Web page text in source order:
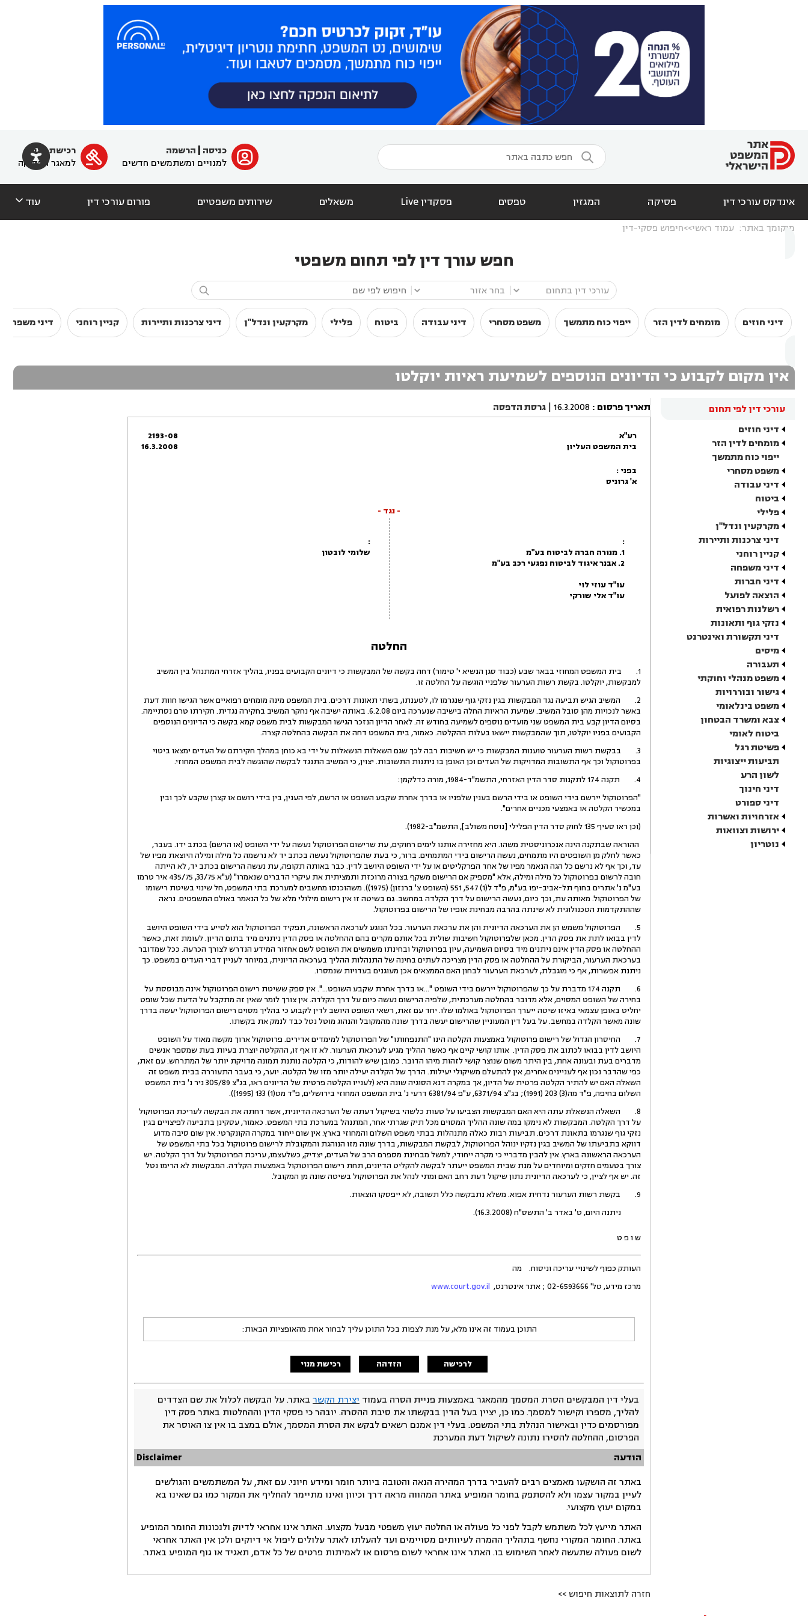
  ﱐ כניסה
הרשמה
למנויים ומשתמשים חדשים

רכישת מנוי
למאגר הפסיקה
אינדקס עורכי דין פסיקה המגזין טפסים פסקדין Live משאלים שירותים משפטיים פורום עורכי דין עוד 
מיקומך באתר: עמוד ראשי חיפוש פסקי-דין
חפש עורך דין לפי תחום משפטי

דיני חוזים מומחים לדין הזר ייפוי כוח מתמשך משפט מסחרי דיני עבודה ביטוח פלילי מקרקעין ונדל"ן דיני צרכנות ותיירות קניין רוחני דיני משפחה
אין מקום לקבוע כי הדיונים הנוספים לשמיעת ראיות יוקלטו
עורכי דין לפי תחום
דיני חוזים
מומחים לדין הזר
ייפוי כוח מתמשך
משפט מסחרי
דיני עבודה
ביטוח
פלילי
מקרקעין ונדל"ן
דיני צרכנות ותיירות
קניין רוחני
דיני משפחה
דיני חברות
הוצאה לפועל
רשלנות רפואית
נזקי גוף ותאונות
דיני תקשורת ואינטרנט
מיסים
תעבורה
משפט מנהלי וחוקתי
גישור ובוררויות
משפט בינלאומי
צבא ומשרד הבטחון
ביטוח לאומי
פשיטת רגל
תביעות ייצוגיות
לשון הרע
דיני חינוך
דיני ספורט
אזרחויות ואשרות
ירושות וצוואות
נוטריון
תאריך פרסום :
16.3.2008
| גרסת הדפסה
רע"א
בית המשפט העליון
2193-08
16.3.2008
בפני :
א' גרוניס
- נגד -
:
1. מנורה חברה לביטוח בע"מ
2. אבנר איגוד לביטוח נפגעי רכב בע"מ
עו"ד עוזי לוי
עו"ד אלי שורקי
:
שלומי לובטון
החלטה
1. בית המשפט המחוזי בבאר שבע (כבוד סגן הנשיא י' טימור) דחה בקשה של המבקשות כי דיונים הקבועים בפניו, בהליך אזרחי המתנהל בין המשיב
למבקשות, יוקלטו. בקשת רשות הערעור שלפניי הוגשה על החלטה זו.
2. המשיב הגיש תביעה נגד המבקשות בגין נזקי גוף שנגרמו לו, לטענתו, בשתי תאונות דרכים. בית המשפט מינה מומחים רפואיים אשר הגישו חוות דעת
באשר לנכויות מהן סובל המשיב. שמיעת הראיות החלה בישיבה שנערכה ביום 6.2.08. באותה ישיבה אף נחקר המשיב בחקירה נגדית. חקירתו טרם נסתיימה.
בסיום הדיון קבע בית המשפט שני מועדים נוספים לשמיעה בחודש זה. לאחר הדיון הנזכר הגישו המבקשות לבית משפט קמא בקשה כי הדיונים הנוספים
הקבועים בפניו יוקלטו, תוך שהמבקשות יישאו בעלות ההקלטה. כאמור, בית המשפט דחה את הבקשה בהחלטה קצרה.
3. בבקשת רשות הערעור טוענות המבקשות כי יש חשיבות רבה לכך שגם השאלות הנשאלות על ידי בא כוחן במהלך חקירתם של העדים ימצאו ביטוי
בפרוטוקול וכך אף התשובות המדויקות של העדים וכן האופן בו ניתנות התשובות. יצוין, כי המשיב התנגד לבקשה שהוגשה לבית המשפט המחוזי.
4. תקנה 174 לתקנות סדר הדין האזרחי, התשמ"ד-1984, מורה כדלקמן:
"הפרוטוקול יירשם בידי השופט או בידי הרשם בענין שלפניו או בדרך אחרת שקבע השופט או הרשם, לפי הענין, בין בידי רושם או קצרן שקבע לכך ובין
במכשיר הקלטה או באמצעי מכניים אחרים".
(וכן ראו סעיף 135 לחוק סדר הדין הפלילי [נוסח משולב], התשמ"ב-1982).
ההוראה שבתקנה הינה אנכרוניסטית משהו. היא מחזירה אותנו לימים רחוקים, עת שרישום הפרוטוקול נעשה על ידי השופט (או הרשם) בכתב ידו. בעבר,
כאשר לחלק מן השופטים היו מתמחים, נעשה הרישום בידי המתמחים. ברור, כי בעת שהפרוטוקול נעשה בכתב יד לא נרשמה כל מילה ומילה היוצאת מפיו של
עד, וכך אף לא נרשם כל הגה הנאמר מפיו של אחד הפרקליטים או על ידי השופט היושב לדין. כבר באותה תקופה, עת נעשה הרישום בכתב יד, לא הייתה
חובה לרשום בפרוטוקול כל מילה ומילה, אלא "מספיק אם הרישום משקף בצורה מרוכזת ותמציתית את עיקרי הדברים שנאמרו" (ע"א 33/75, 435/75 איר טרמו
בע"מ נ' אתרים בחוף תל-אביב-יפו בע"מ, פ"ד ל(1) 547, 551 (השופט צ' ברנזון) (1975)). משהוכנסו מחשבים למערכת בתי המשפט, חל שינוי בשיטת רישומו
של הפרוטוקול. מאותה עת, וכך כיום, נעשה הרישום על דרך הקלדה במחשב. גם בשיטה זו אין רישום מילולי מלא של כל הנאמר באולם המשפטים. נראה
שההתקדמות הטכנולוגית לא שינתה בהרבה מבחינת אופיו של הרישום בפרוטוקול.
5. הפרוטוקול משמש הן את הערכאה הדיונית והן את ערכאת הערעור. בכל הנוגע לערכאה הראשונה, תפקיד הפרוטוקול הוא לסייע בידי השופט היושב
לדין בבואו לתת את פסק הדין. מכאן שלפרוטוקול חשיבות שולית בכל אותם מקרים בהם ההחלטה או פסק הדין ניתנים מיד בתום הדיון. לעומת זאת, כאשר
ההחלטה או פסק הדין אינם ניתנים מיד בסיום השמיעה, עיון בפרוטוקול ובחינתו משמשים את השופט לשם אחזור המידע הנדרש לצורך הכרעה. ככל שמדובר
בערכאת הערעור, הביקורת על ההחלטה או פסק הדין מצריכה לעתים בחינה של התנהלות ההליך בערכאה הדיונית, במיוחד לעניין דברי העדים במשפט. כך
ניתנת אפשרות, אף כי מוגבלת, לערכאת הערעור לבחון האם הממצאים אכן מעוגנים בעדויות שנמסרו.
6. תקנה 174 מדברת על כך שהפרוטוקול יירשם בידי השופט "...או בדרך אחרת שקבע השופט...". אין ספק ששיטת רישום הפרוטוקול אינה מבוססת על
בחירה של השופט המסוים, אלא מדובר בהחלטה מערכתית, שלפיה הרישום נעשה כיום על דרך הקלדה. אין צורך לומר שאין זה מתקבל על הדעת שכל שופט
יחליט באופן עצמאי באיזו שיטה ייערך הפרוטוקול באולמו שלו. יחד עם זאת, רשאי השופט היושב לדין לקבוע כי בהליך מסוים רישום הפרוטוקול יעשה בדרך
שונה מאשר הקלדה במחשב. על בעל דין המעוניין שהרישום יעשה בדרך שונה מהמקובל והנהוג מוטל נטל כבד לנמק את בקשתו.
7. החיסרון הגדול של רישום פרוטוקול באמצעות הקלטה הינו "התנפחותו" של הפרוטוקול למימדים אדירים. פרוטוקול ארוך מקשה מאוד על השופט
היושב לדין בבואו לכתוב את פסק הדין. אותו קושי קיים אף כאשר ההליך מגיע לערכאת הערעור. לא זו אף זו, ההקלטה יוצרת בעיות בעת שמספר אנשים
מדברים בעת ובעונה אחת, בין היתר משום שנוצר קושי לזהות מיהו הדובר. כמובן שיש להודות, כי הקלטה נותנת תמונה מדויקת יותר של המתרחש. עם זאת,
כפי שהדבר נכון אף לעניינים אחרים, אין להתעלם משיקולי יעילות. הדרך של הקלדה יעילה יותר מזו של הקלטה. יוער, כי בעבר התעוררה בבית משפט זה
השאלה האם יש להתיר הקלטה פרטית של הדיון, אך במקרה דנא הסוגיה שונה היא (לענייו הקלטה פרטית של הדיונים ראו, בג"צ 305/89 ניר נ' בית המשפט
השלום בחיפה, פ"ד מה(3) 203 (1991); בג"צ 6371/94, ע"פ 6381/94 דרעי נ' בית המשפט המחוזי בירושלים, פ"ד מט(1) 133 (1995)).
8. השאלה הנשאלת עתה היא האם המבקשות הצביעו על טעות כלשהי בשיקול דעתה של הערכאה הדיונית, אשר דחתה את הבקשה לעריכת הפרוטוקול
על דרך הקלטה. המבקשות לא נימקו במה שונה ההליך המסוים מכל תיק שגרתי אחר, המתנהל במערכת בתי המשפט. כאמור, עסקינן בתביעה לפיצויים בגין
נזקי גוף שנגרמו בתאונת דרכים. תביעות רבות כאלה מתנהלות בבתי משפט השלום והמחוזי בארץ. אין שום ייחוד במקרה הקונקרטי. אין שום סיבה מדוע
דווקא בתביעתו של המשיב בגין נזקיו ינוהל הפרוטוקול, לבקשת המבקשות, בדרך שונה מזו הנוהגת והמקובלת לרישום פרוטוקול בכל בתי המשפט של
הערכאה הראשונה בארץ. אין להבין מדבריי כי מקרה ייחודי, למשל מבחינת מספרם הרב של העדים, יצדיק, כשלעצמו, עריכת הפרוטוקול על דרך הקלטה. יש
צורך בטעמים חזקים ומיוחדים על מנת שבית המשפט ייעתר לבקשה להקליט הדיונים, תחת רישום הפרוטוקול באמצעות הקלדה. המבקשות לא הרימו נטל
זה. יש אף לציין, כי לערכאה הדיונית נתון שיקול דעת רחב האם ומתי לנהל את הפרוטוקול בשיטה שונה מן המקובל.
9. בקשת רשות הערעור נדחית אפוא. משלא נתבקשה כלל תשובה, לא ייפסקו הוצאות.
ניתנה היום, ט' באדר ב' התשס"ח (16.3.2008).
ש ו פ ט
העותק כפוף לשינויי עריכה וניסוח. מה
מרכז מידע, טל' 02-6593666 ; אתר אינטרנט,
www.court.gov.il
התוכן בעמוד זה אינו מלא, על מנת לצפות בכל התוכן עליך לבחור אחת מהאופציות הבאות:
לרכישה הזדהה רכישת מנוי
בעלי דין המבקשים הסרת המסמך מהמאגר באמצעות פניית הסרה בעמוד יצירת הקשר באתר. על הבקשה לכלול את שם הצדדים
להליך, מספרו וקישור למסמך. כמו כן, יציין בעל הדין בבקשתו את סיבת ההסרה. יובהר כי פסקי הדין וההחלטות באתר פסק דין
מפורסמים כדין ובאישור הנהלת בתי המשפט. בעלי דין אמנם רשאים לבקש את הסרת המסמך, אולם במצב בו אין צו האוסר את
הפרסום, ההחלטה להסירו נתונה לשיקול דעת המערכת
הודעה
Disclaimer
באתר זה הושקעו מאמצים רבים להעביר בדרך המהירה הנאה והטובה ביותר חומר ומידע חיוני. עם זאת, על המשתמשים והגולשים
לעיין במקור עצמו ולא להסתפק בחומר המופיע באתר המהווה מראה דרך וכיוון ואינו מתיימר להחליף את המקור כמו גם שאינו בא
במקום יעוץ מקצועי.
האתר מייעץ לכל משתמש לקבל לפני כל פעולה או החלטה יעוץ משפטי מבעל מקצוע. האתר אינו אחראי לדיוק ולנכונות החומר המופיע
באתר. החומר המקורי נחשף בתהליך ההמרה לעיוותים מסויימים ועד להעלתו לאתר עלולים ליפול אי דיוקים ולכן אין האתר אחראי
לשום פעולה שתעשה לאחר השימוש בו. האתר אינו אחראי לשום פרסום או לאמיתות פרטים של כל אדם, תאגיד או גוף המופיע באתר.
חזרה לתוצאות חיפוש >>